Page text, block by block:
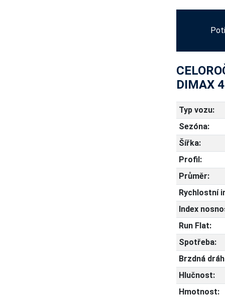
DIMAX
Typ vozu:
Sezóna:
Šířka:
Profil:
Průměr:
Rychlostní
Index
Run Flat:
Spotřeba:
Brzdná
Hlučnost:
Hmotnost: